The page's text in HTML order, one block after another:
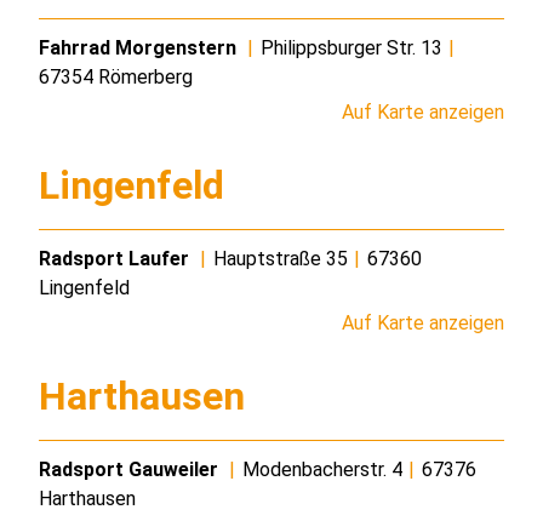
Fahrrad Morgenstern Philippsburger Str. 13
67354 Römerberg
Auf Karte anzeigen
Lingenfeld
Radsport Laufer Hauptstraße 35
67360
Lingenfeld
Auf Karte anzeigen
Harthausen
Radsport Gauweiler Modenbacherstr. 4
67376
Harthausen